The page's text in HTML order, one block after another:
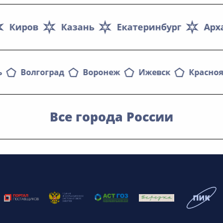
Екатеринбург
Казань
Киров
Волгоград Воронеж Ижевск
Все города России